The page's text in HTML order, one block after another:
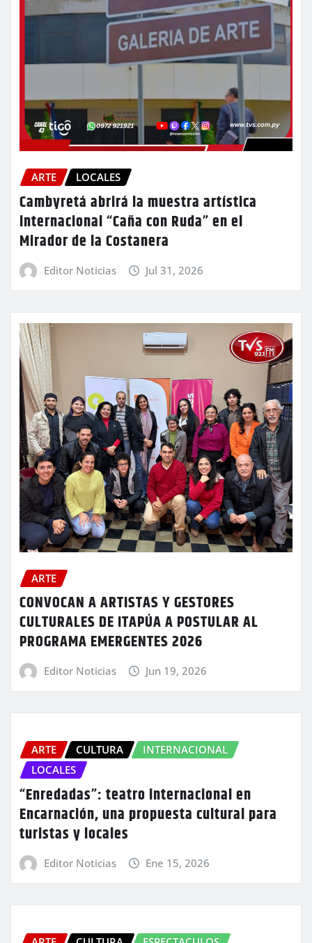
ARTE LOCALES
Cambyretá abrirá la muestra artística
internacional “Caña con Ruda” en el
Mirador de la Costanera
Editor Noticias Jul 31, 2026
ARTE
CONVOCAN A ARTISTAS Y GESTORES
CULTURALES DE ITAPÚA A POSTULAR AL
PROGRAMA EMERGENTES 2026
Editor Noticias Jun 19, 2026
ARTE CULTURA
INTERNACIONAL
LOCALES
“Enredadas”: teatro internacional en
Encarnación, una propuesta cultural para
turistas y locales
Editor Noticias Ene 15, 2026